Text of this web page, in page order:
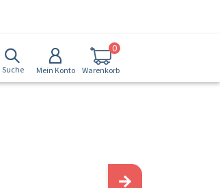
Suche Mein Konto Warenkorb
0
→